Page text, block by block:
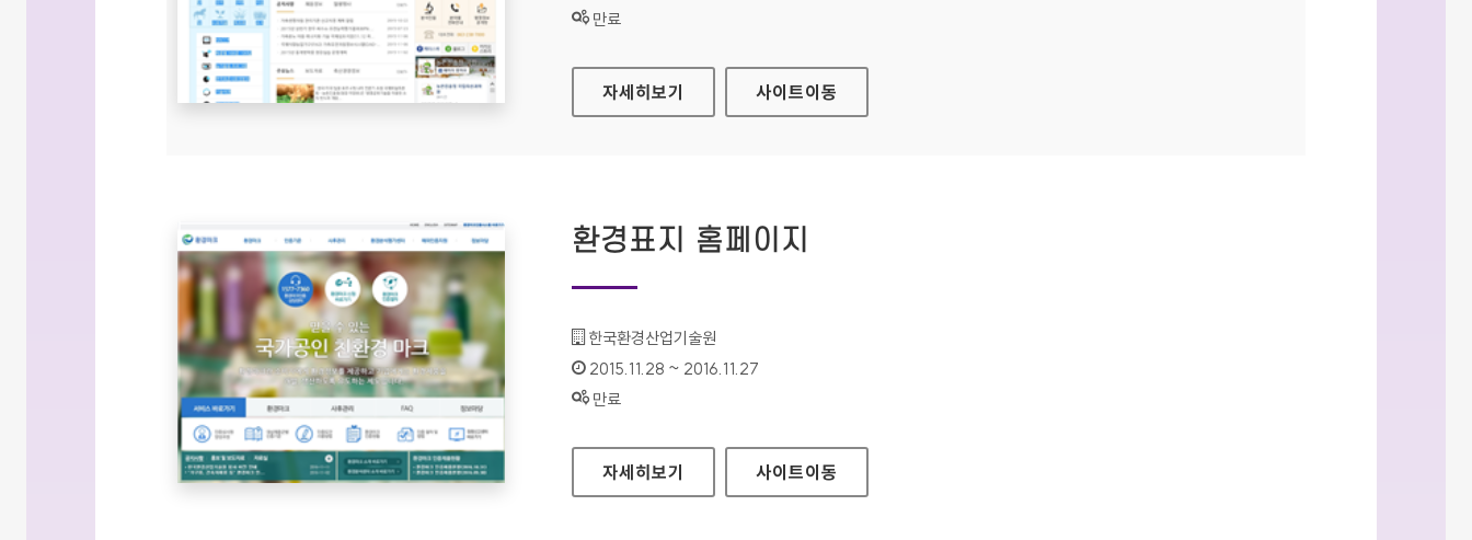
상태 :
만료
국립축산과학원 홈페이지
자세히보기 사이트이동
환경표지 홈페이지
기관명 :
한국환경산업기술원
인증기간 :
2015.11.28 ~ 2016.11.27
상태 :
만료
환경표지 홈페이지
자세히보기 사이트이동